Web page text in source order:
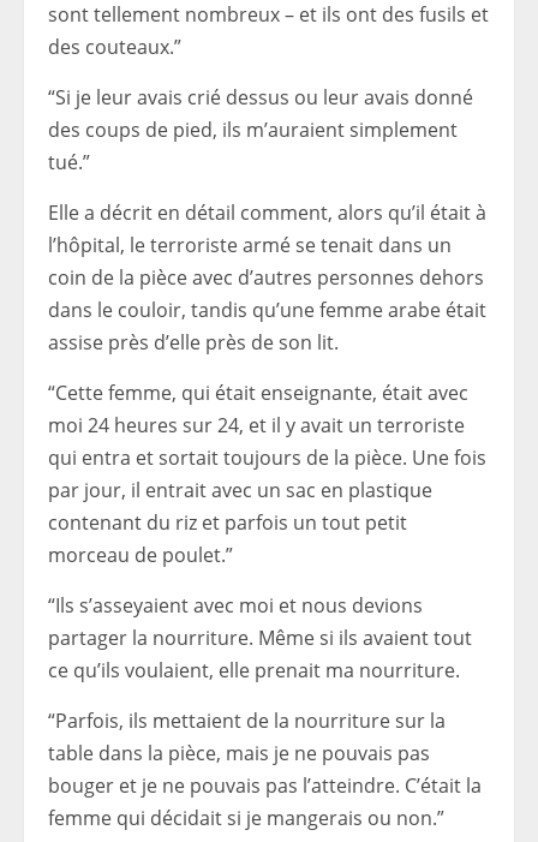
sont tellement nombreux – et ils ont des fusils et
des couteaux.”
“Si je leur avais crié dessus ou leur avais donné
des coups de pied, ils m’auraient simplement
tué.”
Elle a décrit en détail comment, alors qu’il était à
l’hôpital, le terroriste armé se tenait dans un
coin de la pièce avec d’autres personnes dehors
dans le couloir, tandis qu’une femme arabe était
assise près d’elle près de son lit.
“Cette femme, qui était enseignante, était avec
moi 24 heures sur 24, et il y avait un terroriste
qui entra et sortait toujours de la pièce. Une fois
par jour, il entrait avec un sac en plastique
contenant du riz et parfois un tout petit
morceau de poulet.”
“Ils s’asseyaient avec moi et nous devions
partager la nourriture. Même si ils avaient tout
ce qu’ils voulaient, elle prenait ma nourriture.
“Parfois, ils mettaient de la nourriture sur la
table dans la pièce, mais je ne pouvais pas
bouger et je ne pouvais pas l’atteindre. C’était la
femme qui décidait si je mangerais ou non.”